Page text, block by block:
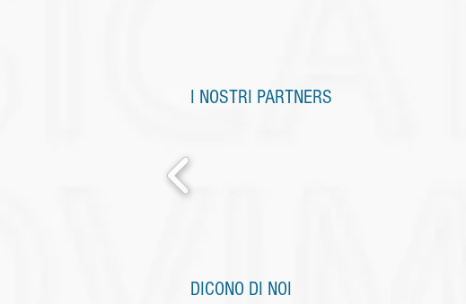
I NOSTRI PARTNERS
DICONO DI NOI